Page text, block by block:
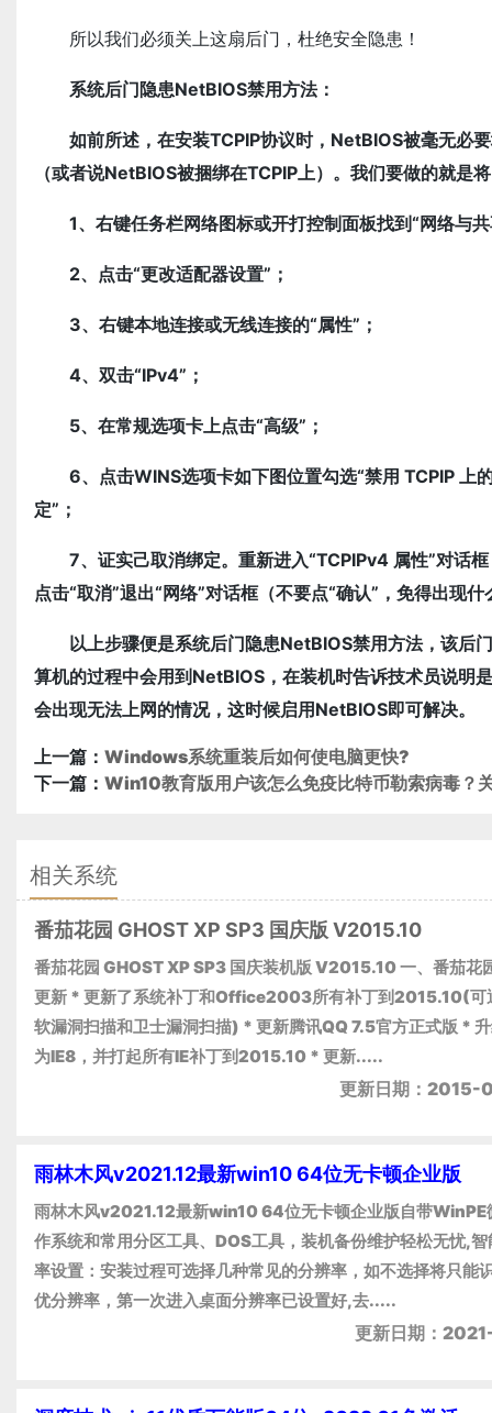
所以我们必须关上这扇后门，杜绝安全隐患！
系统后门隐患NetBIOS禁用方法：
如前所述，在安装TCPIP协议时，NetBIOS被毫无必要
（或者说NetBIOS被捆绑在TCPIP上）。我们要做的就是
1、右键任务栏网络图标或开打控制面板找到“网络与共
2、点击“更改适配器设置”；
3、右键本地连接或无线连接的“属性”；
4、双击“IPv4”；
5、在常规选项卡上点击“高级”；
6、点击WINS选项卡如下图位置勾选“禁用 TCPIP 上
定”；
7、证实己取消绑定。重新进入“TCPIPv4 属性”对话框
点击“取消”退出“网络”对话框（不要点“确认”，免得出现
以上步骤便是系统后门隐患NetBIOS禁用方法，该后
算机的过程中会用到NetBIOS，在装机时告诉技术员说明
会出现无法上网的情况，这时候启用NetBIOS即可解决。
上一篇： Windows系统重装后如何使电脑更快?
下一篇： Win10教育版用户该怎么免疫比特币勒索病毒？
相关系统
番茄花园 GHOST XP SP3 国庆版 V2015.10
番茄花园 GHOST XP SP3 国庆装机版 V2015.10 一、番茄花
更新 * 更新了系统补丁和Office2003所有补丁到2015.10(可
软漏洞扫描和卫士漏洞扫描) * 更新腾讯QQ 7.5官方正式版 *
为IE8，并打起所有IE补丁到2015.10 * 更新.....
更新日期：
雨林木风v2021.12最新win10 64位无卡顿企业版
雨林木风v2021.12最新win10 64位无卡顿企业版自带WinPE
作系统和常用分区工具、DOS工具，装机备份维护轻松无忧,智
率设置：安装过程可选择几种常见的分辨率，如不选择将只能
优分辨率，第一次进入桌面分辨率已设置好,去.....
更新日期：